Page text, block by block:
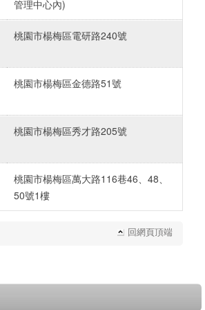
管理中心內)
桃園市楊梅區電研路240號
桃園市楊梅區金德路51號
桃園市楊梅區秀才路205號
桃園市楊梅區萬大路116巷46、48、
50號1樓
回網頁頂端